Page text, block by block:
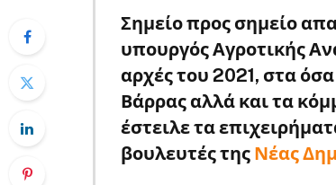
Σημείο προς σημείο
υπουργός Αγροτικής
αρχές του 2021, στα
Βάρρας αλλά και τα
έστειλε τα
βουλευτές της Νέας